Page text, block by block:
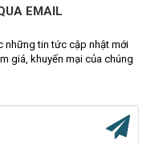
EMAIL
những tin tức cập nhật mới
giá, khuyến mại của chúng